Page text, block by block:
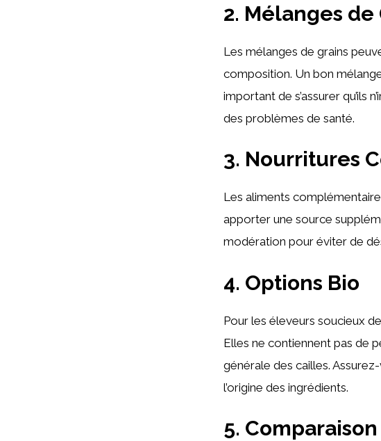
2. Mélanges de
Les mélanges de grains
composition. Un bon
important de s’assurer qu’ils
des problèmes de santé.
3. Nourritures
Les aliments
apporter une source
modération pour éviter de
4. Options Bio
Pour les éleveurs soucieux
Elles ne contiennent pas de
générale des cailles.
l’origine des ingrédients.
5.